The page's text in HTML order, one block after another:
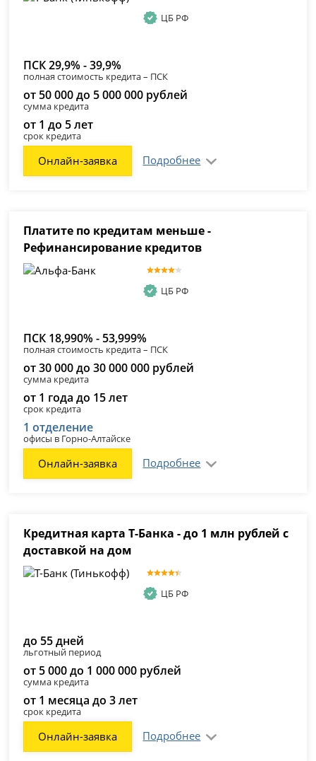
ЦБ РФ
ПСК 29,9% - 39,9%
полная стоимость кредита – ПСК
от 50 000 до 5 000 000 рублей
сумма кредита
от 1 до 5 лет
срок кредита
Онлайн-заявка Подробнее
Платите по кредитам меньше -
Рефинансирование кредитов
ЦБ РФ
ПСК 18,990% - 53,999%
полная стоимость кредита – ПСК
от 30 000 до 30 000 000 рублей
сумма кредита
от 1 года до 15 лет
срок кредита
1 отделение
офисы в Горно-Алтайске
Онлайн-заявка Подробнее
Кредитная карта Т-Банка - до 1 млн рублей с
доставкой на дом
ЦБ РФ
до 55 дней
льготный период
от 5 000 до 1 000 000 рублей
сумма кредита
от 1 месяца до 3 лет
срок кредита
Онлайн-заявка Подробнее